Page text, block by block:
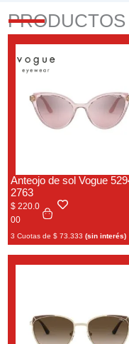
Anteojo de sol Vogue
2763
$ 220.0
00
3 Cuotas de$ 73.333 (sin interés)